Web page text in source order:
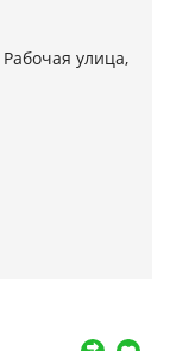
Рабочая улица,